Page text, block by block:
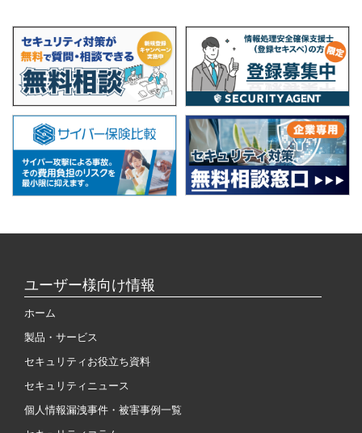
ユーザー様向け情報
ホーム
製品・サービス
セキュリティお役立ち資料
セキュリティニュース
個人情報漏洩事件・被害事例一覧